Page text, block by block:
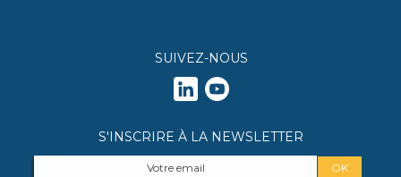
SUIVEZ-NOUS
S'INSCRIRE À LA NEWSLETTER